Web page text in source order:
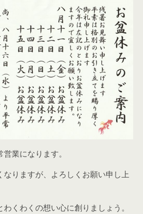
業になります。
なりますが、よろしくお願い申し上
くわくの想い心に創りましょう。